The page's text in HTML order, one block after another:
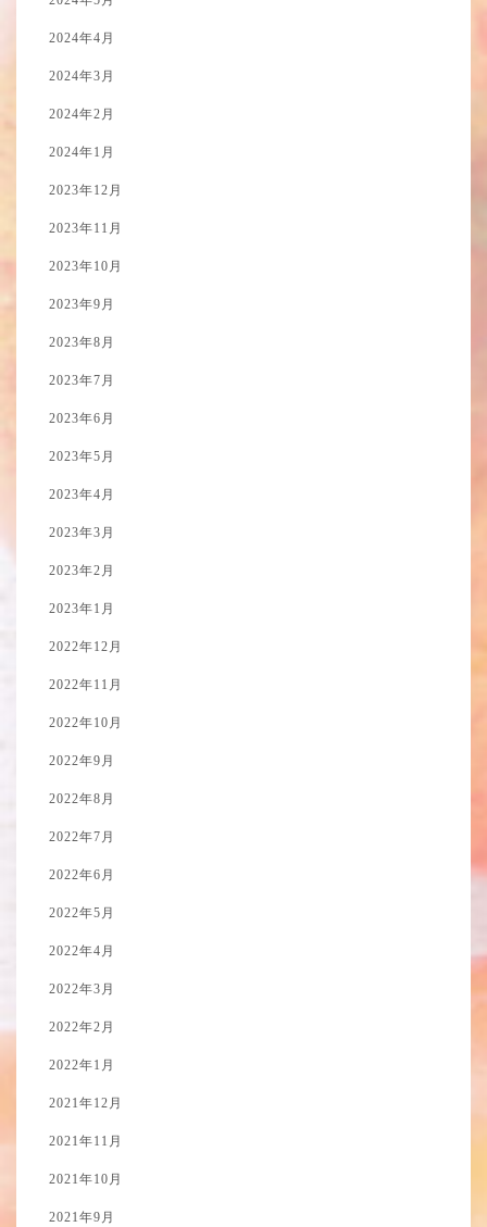
2024年4月
2024年3月
2024年2月
2024年1月
2023年12月
2023年11月
2023年10月
2023年9月
2023年8月
2023年7月
2023年6月
2023年5月
2023年4月
2023年3月
2023年2月
2023年1月
2022年12月
2022年11月
2022年10月
2022年9月
2022年8月
2022年7月
2022年6月
2022年5月
2022年4月
2022年3月
2022年2月
2022年1月
2021年12月
2021年11月
2021年10月
2021年9月